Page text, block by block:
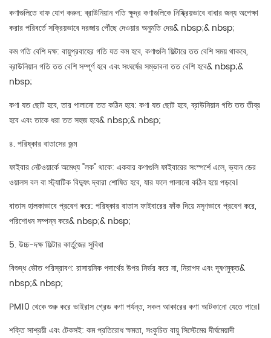
কণাগুলিতে বাফ যোগ করুন: ব্রাউনিয়ান গতি ক্ষুদ্র কণাগুলিকে নিষ্ক্রিয়ভাবে বাধার জন্য অপেক্ষা
করার পরিবর্তে সক্রিয়ভাবে দরজায় পৌঁছে দেওয়ার অনুমতি দেয়& nbsp;& nbsp;
কম গতি বেশি দক্ষ: বায়ুপ্রবাহের গতি যত কম হবে, কণাগুলি ফিল্টারে তত বেশি সময় থাকবে,
ব্রাউনিয়ান গতি তত বেশি সম্পূর্ণ হবে এবং সংঘর্ষের সম্ভাবনা তত বেশি হবে& nbsp;&
nbsp;
কণা যত ছোট হবে, তার পালানো তত কঠিন হবে: কণা যত ছোট হবে, ব্রাউনিয়ান গতি তত তীব্র
হবে এবং তাকে ধরা তত সহজ হবে& nbsp;& nbsp;
৪. পরিষ্কার বাতাসের জন্ম
ফাইবার নেটওয়ার্কে অমেধ্য "লক" থাকে: একবার কণাগুলি ফাইবারের সংস্পর্শে এলে, ভ্যান ডের
ওয়ালস বল বা স্ট্যাটিক বিদ্যুৎ দ্বারা শোষিত হবে, যার ফলে পালানো কঠিন হয়ে পড়বে।
বাতাস হালকাভাবে প্রবেশ করে: পরিষ্কার বাতাস ফাইবারের ফাঁক দিয়ে মসৃণভাবে প্রবেশ করে,
পরিশোধন সম্পন্ন করে& nbsp;& nbsp;
5. উচ্চ-দক্ষ ফিল্টার কার্তুজের সুবিধা
বিশুদ্ধ ভৌত পরিস্রাবণ: রাসায়নিক পদার্থের উপর নির্ভর করে না, নিরাপদ এবং দূষণমুক্ত&
nbsp;& nbsp;
PM10 থেকে শুরু করে ভাইরাস গ্রেড কণা পর্যন্ত, সকল আকারের কণা আটকানো যেতে পারে।
শক্তি সাশ্রয়ী এবং টেকসই: কম প্রতিরোধ ক্ষমতা, সংকুচিত বায়ু সিস্টেমের দীর্ঘমেয়াদী